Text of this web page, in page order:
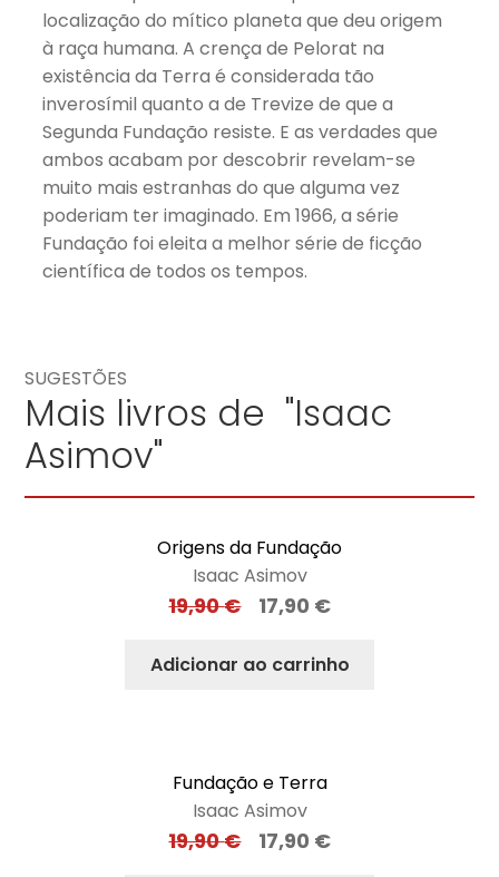
localização do mítico planeta que deu origem
à raça humana. A crença de Pelorat na
existência da Terra é considerada tão
inverosímil quanto a de Trevize de que a
Segunda Fundação resiste. E as verdades que
ambos acabam por descobrir revelam-se
muito mais estranhas do que alguma vez
poderiam ter imaginado. Em 1966, a série
Fundação foi eleita a melhor série de ficção
científica de todos os tempos.
SUGESTÕES
Mais livros de "Isaac
Asimov"
Origens da Fundação
Isaac Asimov
19,90€ 17,90 €
Adicionar ao carrinho
Fundação e Terra
Isaac Asimov
19,90€ 17,90 €